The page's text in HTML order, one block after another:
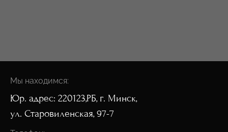
Мы находимся:
Юр. адрес: 220123,РБ, г. Минск,
ул. Старовиленская, 97-7